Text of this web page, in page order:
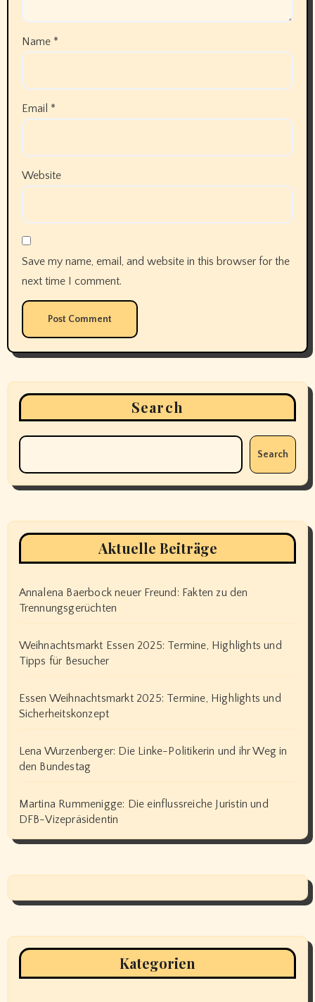
Name *
Email *
Website
Save my name, email, and website in this browser for the
next time I comment.
Search
Search
Aktuelle Beiträge
Annalena Baerbock neuer Freund: Fakten zu den
Trennungsgerüchten
Weihnachtsmarkt Essen 2025: Termine, Highlights und
Tipps für Besucher
Essen Weihnachtsmarkt 2025: Termine, Highlights und
Sicherheitskonzept
Lena Wurzenberger: Die Linke-Politikerin und ihr Weg in
den Bundestag
Martina Rummenigge: Die einflussreiche Juristin und
DFB-Vizepräsidentin
Kategorien